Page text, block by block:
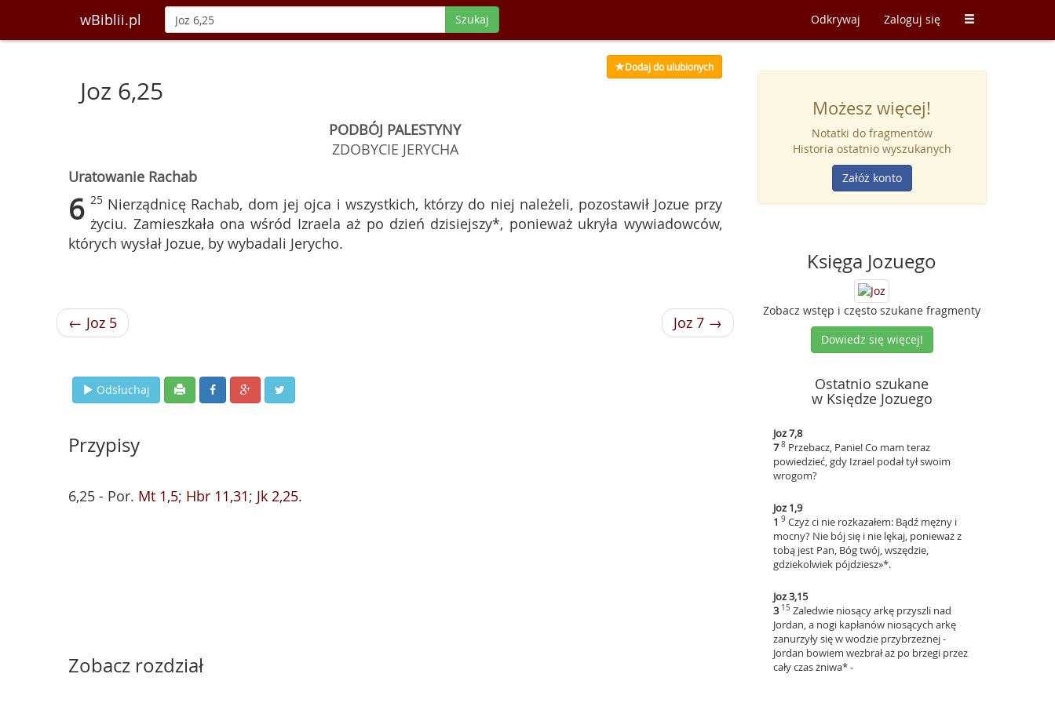
wBiblii.pl Szukaj Odkrywaj Zaloguj się
Dodaj do ulubionych
Joz 6,25
PODBÓJ PALESTYNY
ZDOBYCIE JERYCHA
Uratowanie Rachab
6 25 Nierządnicę Rachab, dom jej ojca i wszystkich, którzy do niej należeli, pozostawił Jozue przy
życiu. Zamieszkała ona wśród Izraela aż po dzień dzisiejszy*, ponieważ ukryła wywiadowców,
których wysłał Jozue, by wybadali Jerycho.
← Joz 5 Joz 7 →
Odsłuchaj
Przypisy
6,25 - Por. Mt 1,5; Hbr 11,31; Jk 2,25.
Zobacz rozdział
Możesz więcej!
Notatki do fragmentów
Historia ostatnio wyszukanych
Załóż konto
Księga Jozuego
Zobacz wstęp i często szukane fragmenty
Dowiedz się więcej!
Ostatnio szukane
w Księdze Jozuego
Joz 7,8
78 Przebacz, Panie! Co mam teraz
powiedzieć, gdy Izrael podał tył swoim
wrogom?
Joz 1,9
1 9 Czyż ci nie rozkazałem: Bądź mężny i
mocny? Nie bój się i nie lękaj, ponieważ z
tobą jest Pan, Bóg twój, wszędzie,
gdziekolwiek pójdziesz»*.
Joz 3,15
315 Zaledwie niosący arkę przyszli nad
Jordan, a nogi kapłanów niosących arkę
zanurzyły się w wodzie przybrzeżnej -
Jordan bowiem wezbrał aż po brzegi przez
cały czas żniwa* -